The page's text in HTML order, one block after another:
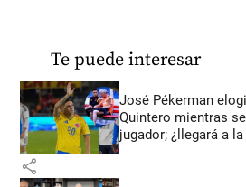
Te puede interesar
José Pékerman
Quintero mientras
jugador; ¿llegará a la
share